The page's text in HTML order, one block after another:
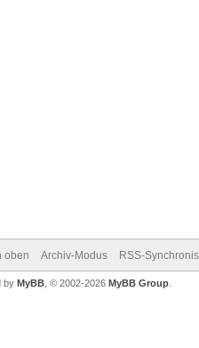
oben Archiv-Modus RSS-
by MyBB , © 2002-2026 MyBB Group